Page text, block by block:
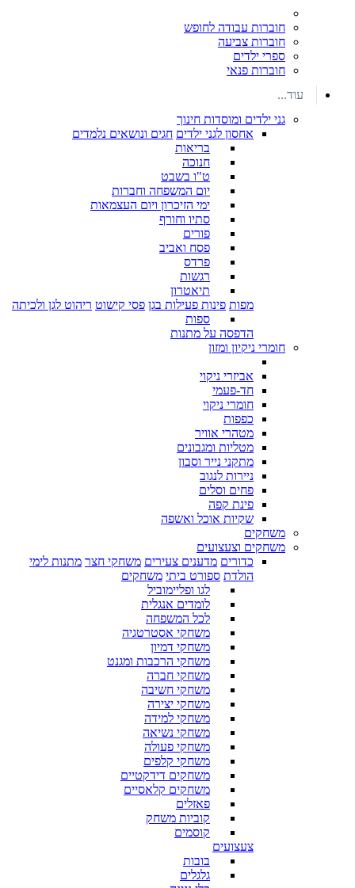
חוברות עבודה לחופש
חוברות צביעה
ספרי ילדים
חוברות פנאי
עוד...
גני ילדים ומוסדות חינוך
אחסון לגני ילדים חגים ונושאים נלמדים
בריאות
חנוכה
ט"ו בשבט
יום המשפחה וחברות
ימי הזיכרון ויום העצמאות
סתיו וחורף
פורים
פסח ואביב
פרדס
רגשות
תיאטרון
מפות פינות פעילות בגן פסי קישוט ריהוט לגן ולכיתה
ספות
הדפסה על מתנות
חומרי ניקיון ומזון
אביזרי ניקוי
חד-פעמי
חומרי ניקוי
כפפות
מטהרי אוויר
מטליות ומגבונים
מתקני נייר וסבון
ניירות לנגוב
פחים וסלים
פינת קפה
שקיות אוכל ואשפה
משחקים
משחקים וצעצועים
כדורים מדענים צעירים משחקי חצר מתנות לימי
הולדת ספורט ביתי משחקים
לגו ופליימוביל
לומדים אנגלית
לכל המשפחה
משחקי אסטרטגיה
משחקי דמיון
משחקי הרכבות ומגנט
משחקי חברה
משחקי חשיבה
משחקי יצירה
משחקי למידה
משחקי נשיאה
משחקי פעולה
משחקי קלפים
משחקים דידקטיים
משחקים קלאסיים
פאזלים
קוביות משחק
קוסמים
צעצועים
בובות
גלגלים